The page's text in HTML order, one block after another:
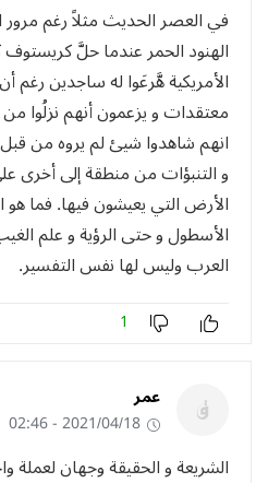
في العصر الحديث مثلاً رغم
الهنود الحمر عندما حلَّ
الأمريكية هَّرعَوا له ساجدين رغم
معتقدات و يزعمون أنهم نزلُوا
انهم شاهدوا شيئ لم يروه من
و التنبؤات من منطقة إلى
الأرض التي يعيشون فيها. فما
الأسطول و حتى الرؤية و علم
العرب وليس لها نفس التفسير.
1
عمر
2021/04/18 - 02:46
الشريعة و الحقيقة وجهان لعملة